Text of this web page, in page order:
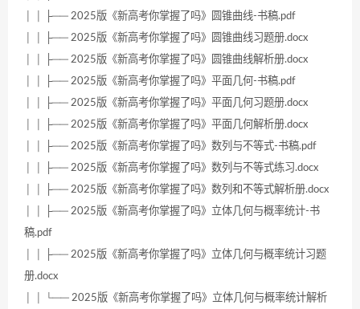
│ │ ├── 2025版《新高考你掌握了吗》圆锥曲线-书稿.pdf
│ │ ├── 2025版《新高考你掌握了吗》圆锥曲线习题册.docx
│ │ ├── 2025版《新高考你掌握了吗》圆锥曲线解析册.docx
│ │ ├── 2025版《新高考你掌握了吗》平面几何-书稿.pdf
│ │ ├── 2025版《新高考你掌握了吗》平面几何习题册.docx
│ │ ├── 2025版《新高考你掌握了吗》平面几何解析册.docx
│ │ ├── 2025版《新高考你掌握了吗》数列与不等式-书稿.pdf
│ │ ├── 2025版《新高考你掌握了吗》数列与不等式练习.docx
│ │ ├── 2025版《新高考你掌握了吗》数列和不等式解析册.docx
│ │ ├── 2025版《新高考你掌握了吗》立体几何与概率统计-书
稿.pdf
│ │ ├── 2025版《新高考你掌握了吗》立体几何与概率统计习题
册.docx
│ │ └── 2025版《新高考你掌握了吗》立体几何与概率统计解析